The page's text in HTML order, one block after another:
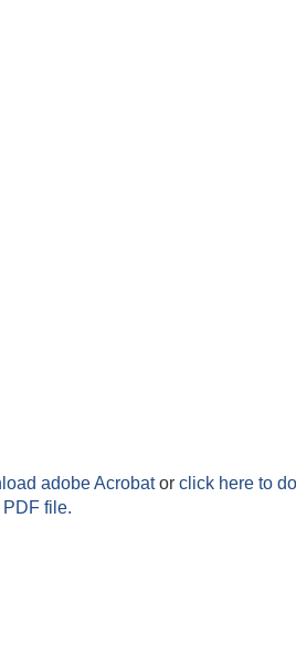
adobe Acrobator click here to
file.